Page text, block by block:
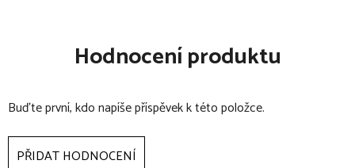
certifikováno pro děti od 135 cm do 150 cm
instalace pomocí bezpečnostního pásu vozidla
vysoce kvalitní polstrování
Hodnocení produktu
Buďte první, kdo napíše příspěvek k této položce.
PŘIDAT HODNOCENÍ